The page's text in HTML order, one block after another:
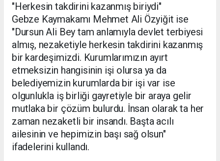
"Herkesin takdirini kazanmış biriydi"
Gebze Kaymakamı Mehmet Ali Özyiğit ise
"Dursun Ali Bey tam anlamıyla devlet terbiyesi
almış, nezaketiyle herkesin takdirini kazanmış
bir kardeşimizdi. Kurumlarımızın ayırt
etmeksizin hangisinin işi olursa ya da
belediyemizin kurumlarda bir işi var ise
olgunlukla iş birliği gayretiyle bir araya gelir
mutlaka bir çözüm bulurdu. İnsan olarak ta her
zaman nezaketli bir insandı. Başta acılı
ailesinin ve hepimizin başı sağ olsun"
ifadelerini kullandı.